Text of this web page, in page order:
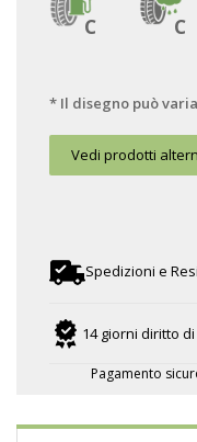
C C
* Il disegno può
Vedi prodotti
Spedizioni e Resi
14 giorni diritto
Pagamento